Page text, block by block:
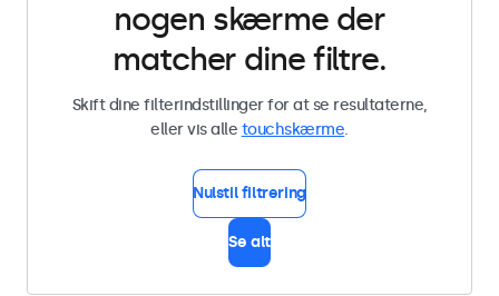
nogen skærme der
matcher dine filtre.
Skift dine filterindstillinger for at se resultaterne,
eller vis alle touchskærme.
Nulstil filtrering
Se alt